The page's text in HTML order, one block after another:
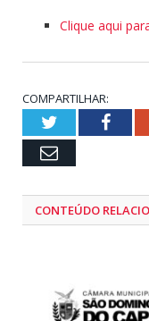
Clique aqui
COMPARTILHAR:
Twitter
Email
CONTEÚDO